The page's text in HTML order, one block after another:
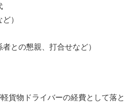
）
との懇親、打合せなど）
貨物ドライバーの経費として落と